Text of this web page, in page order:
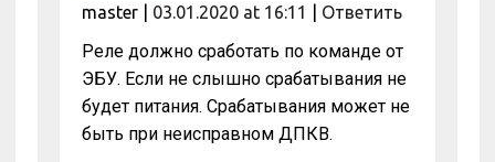
master| 03.01.2020 at 16:11 Ответить
Реле должно сработать по команде от
ЭБУ. Если не слышно срабатывания не
будет питания. Срабатывания может не
быть при неисправном ДПКВ.